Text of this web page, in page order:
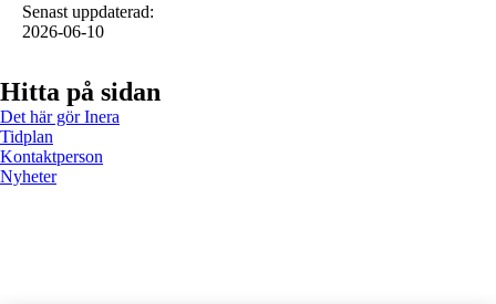
Senast uppdaterad:
2026-06-10
Hitta på sidan
Det här gör Inera
Tidplan
Kontaktperson
Nyheter